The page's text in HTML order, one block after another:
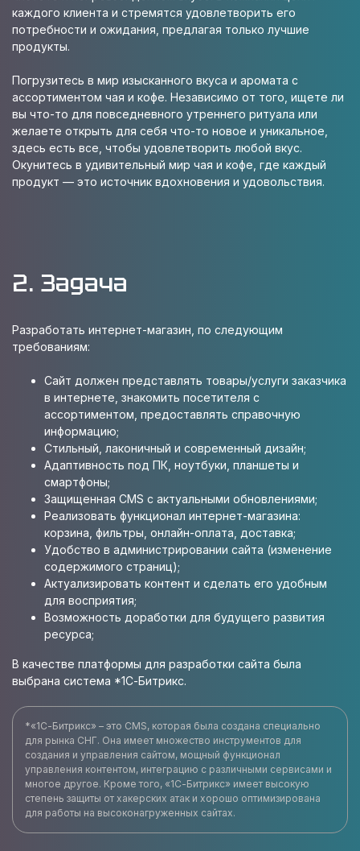
каждого клиента и стремятся удовлетворить его
потребности и ожидания, предлагая только лучшие
продукты.
Погрузитесь в мир изысканного вкуса и аромата с
ассортиментом чая и кофе. Независимо от того, ищете ли
вы что-то для повседневного утреннего ритуала или
желаете открыть для себя что-то новое и уникальное,
здесь есть все, чтобы удовлетворить любой вкус.
Окунитесь в удивительный мир чая и кофе, где каждый
продукт — это источник вдохновения и удовольствия.
2. Задача
Разработать интернет-магазин, по следующим
требованиям:
Сайт должен представлять товары/услуги заказчика
в интернете, знакомить посетителя с
ассортиментом, предоставлять справочную
информацию;
Стильный, лаконичный и современный дизайн;
Адаптивность под ПК, ноутбуки, планшеты и
смартфоны;
Защищенная CMS с актуальными обновлениями;
Реализовать функционал интернет-магазина:
корзина, фильтры, онлайн-оплата, доставка;
Удобство в администрировании сайта (изменение
содержимого страниц);
Актуализировать контент и сделать его удобным
для восприятия;
Возможность доработки для будущего развития
ресурса;
В качестве платформы для разработки сайта была
выбрана система *1С-Битрикс.
*«1С-Битрикс» – это CMS, которая была создана специально
для рынка СНГ. Она имеет множество инструментов для
создания и управления сайтом, мощный функционал
управления контентом, интеграцию с различными сервисами и
многое другое. Кроме того, «1С-Битрикс» имеет высокую
степень защиты от хакерских атак и хорошо оптимизирована
для работы на высоконагруженных сайтах.